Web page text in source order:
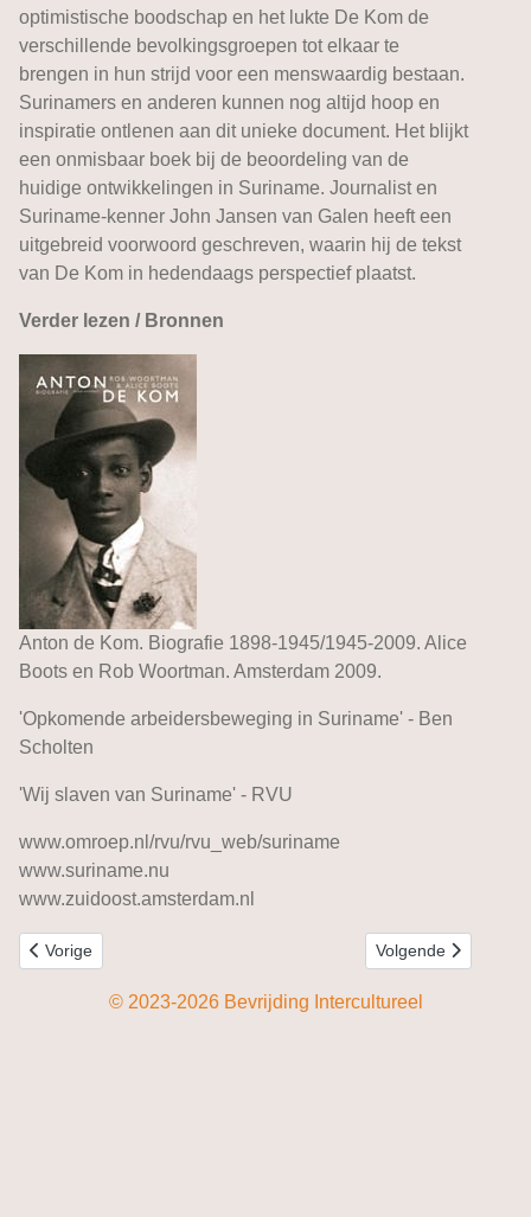
optimistische boodschap en het lukte De Kom de
verschillende bevolkingsgroepen tot elkaar te
brengen in hun strijd voor een menswaardig bestaan.
Surinamers en anderen kunnen nog altijd hoop en
inspiratie ontlenen aan dit unieke document. Het blijkt
een onmisbaar boek bij de beoordeling van de
huidige ontwikkelingen in Suriname. Journalist en
Suriname-kenner John Jansen van Galen heeft een
uitgebreid voorwoord geschreven, waarin hij de tekst
van De Kom in hedendaags perspectief plaatst.
Verder lezen / Bronnen
Anton de Kom. Biografie 1898-1945/1945-2009. Alice
Boots en Rob Woortman. Amsterdam 2009.
'Opkomende arbeidersbeweging in Suriname' - Ben
Scholten
'Wij slaven van Suriname' - RVU
www.omroep.nl/rvu/rvu_web/suriname
www.suriname.nu
www.zuidoost.amsterdam.nl
Vorig artikel: Surinaamse jazzmusici in Nederland
Vorige Volgende artikel:
Volgende
© 2023-2026 Bevrijding Intercultureel